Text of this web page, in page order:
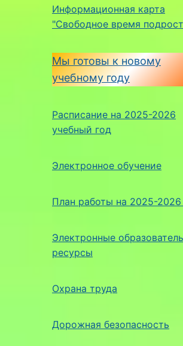
Информационная карта
"Свободное время
Мы готовы к новому
учебному году
Расписание на 2025-2026
учебный год
Электронное обучение
План работы на 2025-2026
Электронные
ресурсы
Охрана труда
Дорожная безопасность